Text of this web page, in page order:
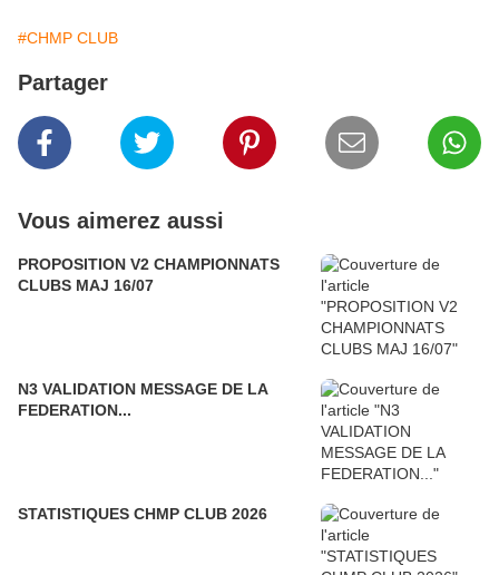
#CHMP CLUB
Partager
Vous aimerez aussi
PROPOSITION V2 CHAMPIONNATS
CLUBS MAJ 16/07
N3 VALIDATION MESSAGE DE LA
FEDERATION...
STATISTIQUES CHMP CLUB 2026